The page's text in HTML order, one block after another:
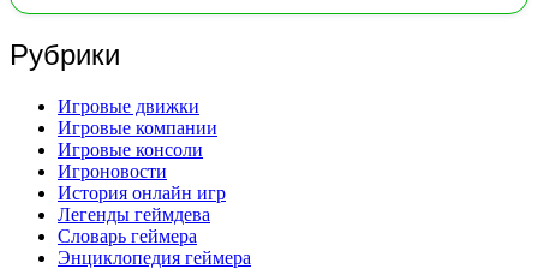
Рубрики
Игровые движки
Игровые компании
Игровые консоли
Игроновости
История онлайн игр
Легенды геймдева
Словарь геймера
Энциклопедия геймера